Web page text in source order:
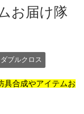
お届け隊
ブルクロス
具合成やアイテムお